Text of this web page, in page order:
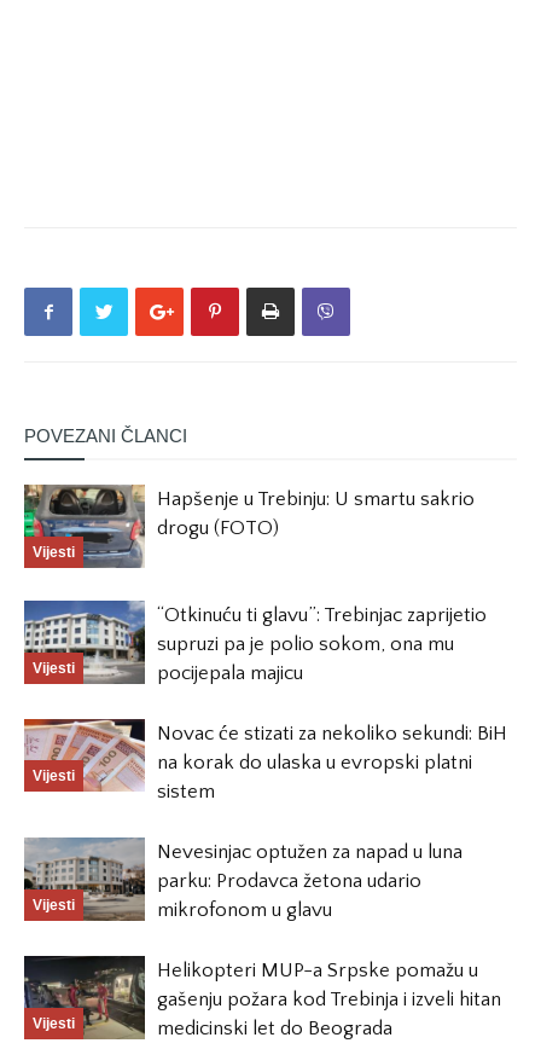
POVEZANI ČLANCI
Vijesti
Hapšenje u Trebinju: U smartu sakrio
drogu (FOTO)
Vijesti
“Otkinuću ti glavu”: Trebinjac zaprijetio
supruzi pa je polio sokom, ona mu
pocijepala majicu
Vijesti
Novac će stizati za nekoliko sekundi: BiH
na korak do ulaska u evropski platni
sistem
Vijesti
Nevesinjac optužen za napad u luna
parku: Prodavca žetona udario
mikrofonom u glavu
Vijesti
Helikopteri MUP-a Srpske pomažu u
gašenju požara kod Trebinja i izveli hitan
medicinski let do Beograda